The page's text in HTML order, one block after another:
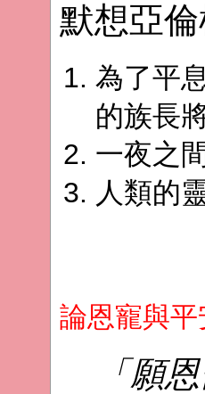
默想亞
為了平
的族長
一夜之
人類的
論恩寵與平
「願